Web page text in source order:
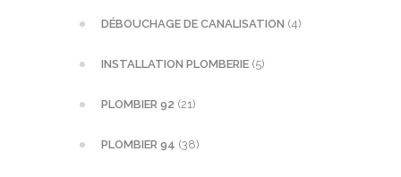
DÉBOUCHAGE DE CANALISATION (4)
INSTALLATION PLOMBERIE (5)
PLOMBIER 92 (21)
PLOMBIER 94 (38)